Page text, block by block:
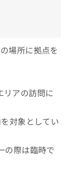
場所に拠点を
リアの訪問に
対象としてい
の際は臨時で